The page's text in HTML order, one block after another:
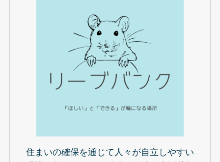
住まいの確保を通じて人々が自立しやすい